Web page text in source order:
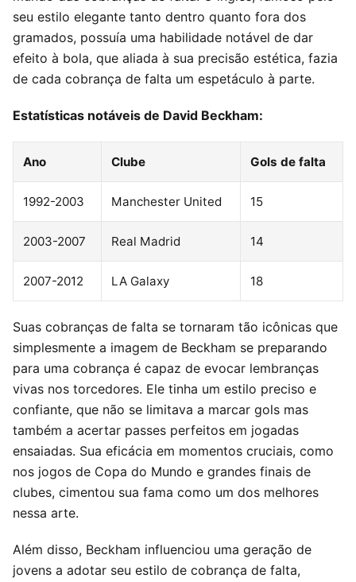
seu estilo elegante tanto dentro quanto fora dos
gramados, possuía uma habilidade notável de dar
efeito à bola, que aliada à sua precisão estética, fazia
de cada cobrança de falta um espetáculo à parte.
Estatísticas notáveis de David Beckham:
Ano Clube Gols de falta
1992-2003 Manchester United 15
2003-2007 Real Madrid 14
2007-2012 LA Galaxy 18
Suas cobranças de falta se tornaram tão icônicas que
simplesmente a imagem de Beckham se preparando
para uma cobrança é capaz de evocar lembranças
vivas nos torcedores. Ele tinha um estilo preciso e
confiante, que não se limitava a marcar gols mas
também a acertar passes perfeitos em jogadas
ensaiadas. Sua eficácia em momentos cruciais, como
nos jogos de Copa do Mundo e grandes finais de
clubes, cimentou sua fama como um dos melhores
nessa arte.
Além disso, Beckham influenciou uma geração de
jovens a adotar seu estilo de cobrança de falta,